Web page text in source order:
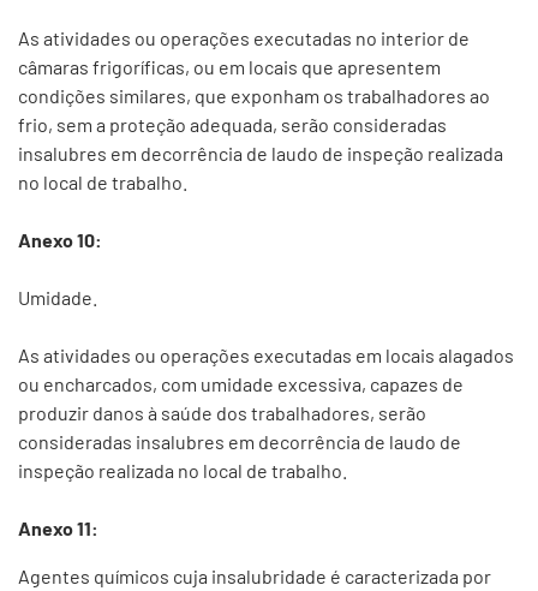
As atividades ou operações executadas no interior de
câmaras frigoríficas, ou em locais que apresentem
condições similares, que exponham os trabalhadores ao
frio, sem a proteção adequada, serão consideradas
insalubres em decorrência de laudo de inspeção realizada
no local de trabalho.
Anexo 10:
Umidade.
As atividades ou operações executadas em locais alagados
ou encharcados, com umidade excessiva, capazes de
produzir danos à saúde dos trabalhadores, serão
consideradas insalubres em decorrência de laudo de
inspeção realizada no local de trabalho.
Anexo 11:
Agentes químicos cuja insalubridade é caracterizada por